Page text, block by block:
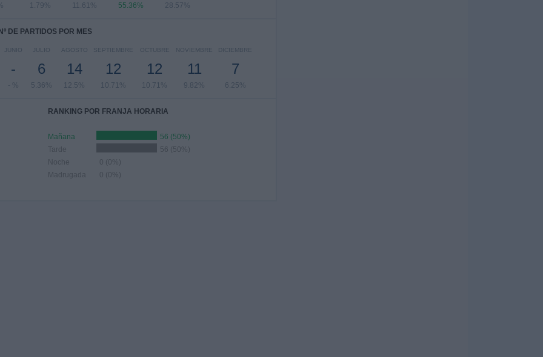
1.79% 11.61% 55.36% 28.57%
Nº DE PARTIDOS POR MES
JUNIO
-
- %
JULIO
6
5.36%
AGOSTO
14
12.5%
SEPTIEMBRE
12
10.71%
OCTUBRE
12
10.71%
NOVIEMBRE
11
9.82%
DICIEMBRE
7
6.25%
RANKING POR FRANJA HORARIA
Mañana
56 (50%)
Tarde
56 (50%)
Noche
0 (0%)
Madrugada
0 (0%)